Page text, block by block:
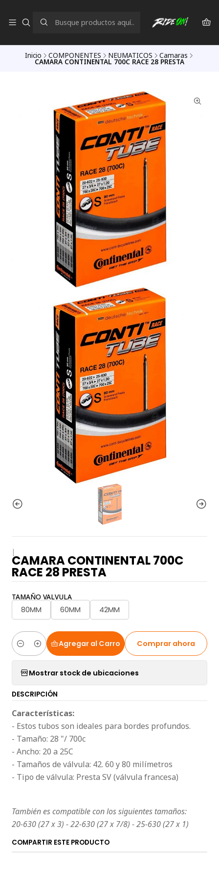
Inicio COMPONENTES NEUMATICOS Camaras
CAMARA CONTINENTAL 700C RACE 28 PRESTA
|
CAMARA CONTINENTAL 700C
RACE 28 PRESTA
TAMAÑO VALVULA
80MM 60MM 42MM
Cantidad
Agregar al Carro Comprar ahora
Mostrar stock de ubicaciones
DESCRIPCIÓN
Características:
- Estos tubos son ideales para bordes profundos.
- Tamaño: 28 "/ 700c
- Ancho: 20 a 25C
- Tamaños de válvula: 42. 60 y 80 milímetros
- Tipo de válvula: Presta SV (válvula francesa)
También es compatible con los siguientes tamaños:
20-630 (27 x 3) - 22-630 (27 x 7/8) - 25-630 (27 x 1)
COMPARTIR ESTE PRODUCTO